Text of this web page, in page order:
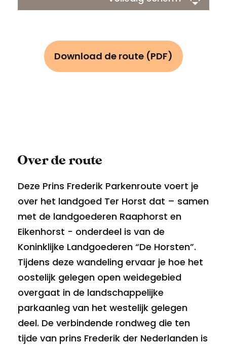
Download de route (PDF)
Over de route
Deze Prins Frederik Parkenroute voert je
over het landgoed Ter Horst dat – samen
met de landgoederen Raaphorst en
Eikenhorst - onderdeel is van de
Koninklijke Landgoederen “De Horsten”.
Tijdens deze wandeling ervaar je hoe het
oostelijk gelegen open weidegebied
overgaat in de landschappelijke
parkaanleg van het westelijk gelegen
deel. De verbindende rondweg die ten
tijde van prins Frederik der Nederlanden is